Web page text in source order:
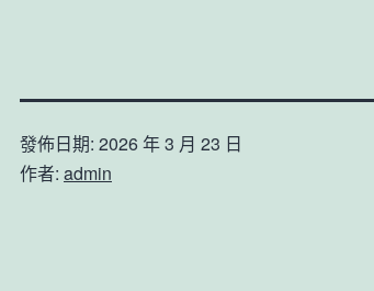
發佈日期: 2026 年 3 月 23 日
作者: admin